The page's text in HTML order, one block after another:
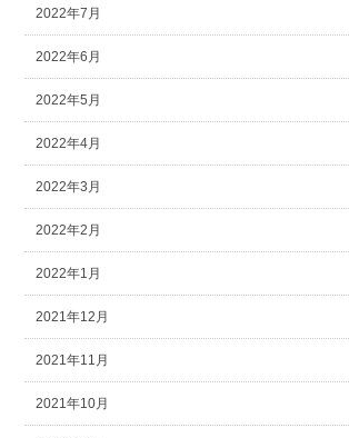
2022年7月
2022年6月
2022年5月
2022年4月
2022年3月
2022年2月
2022年1月
2021年12月
2021年11月
2021年10月